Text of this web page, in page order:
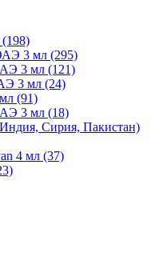
(198)
3 мл (295)
3 мл (121)
3 мл (24)
(91)
3 мл (18)
Сирия, Пакистан)
4 мл (37)